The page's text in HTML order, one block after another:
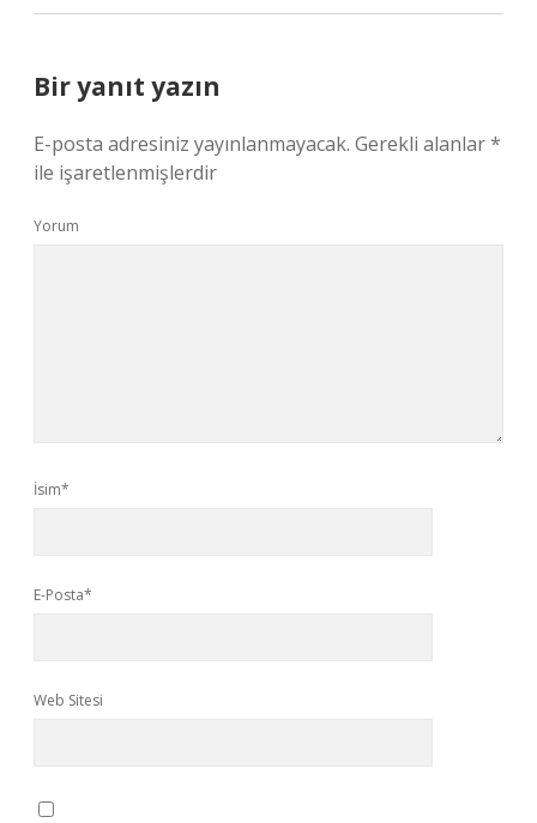
Bir yanıt yazın
E-posta adresiniz yayınlanmayacak. Gerekli alanlar*
ile işaretlenmişlerdir
Yorum
İsim*
E-Posta*
Web Sitesi